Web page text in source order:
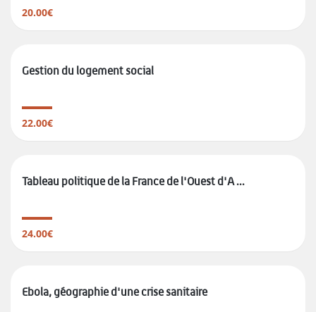
20.00€
Gestion du logement social
22.00€
Tableau politique de la France de l'Ouest d'A ...
24.00€
Ebola, géographie d'une crise sanitaire